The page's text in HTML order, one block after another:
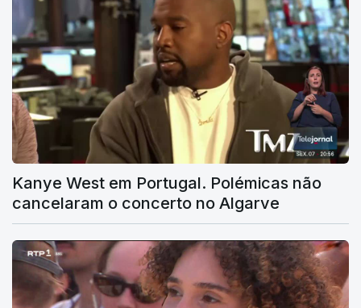
Kanye West em Portugal. Polémicas não
cancelaram o concerto no Algarve